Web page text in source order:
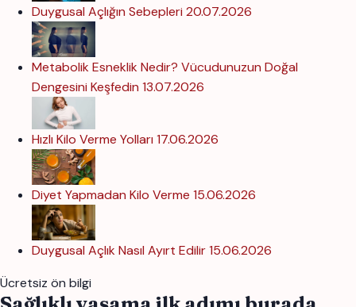
Duygusal Açlığın Sebepleri 20.07.2026
Metabolik Esneklik Nedir? Vücudunuzun Doğal
Dengesini Keşfedin 13.07.2026
Hızlı Kilo Verme Yolları 17.06.2026
Diyet Yapmadan Kilo Verme 15.06.2026
Duygusal Açlık Nasıl Ayırt Edilir15.06.2026
Ücretsiz ön bilgi